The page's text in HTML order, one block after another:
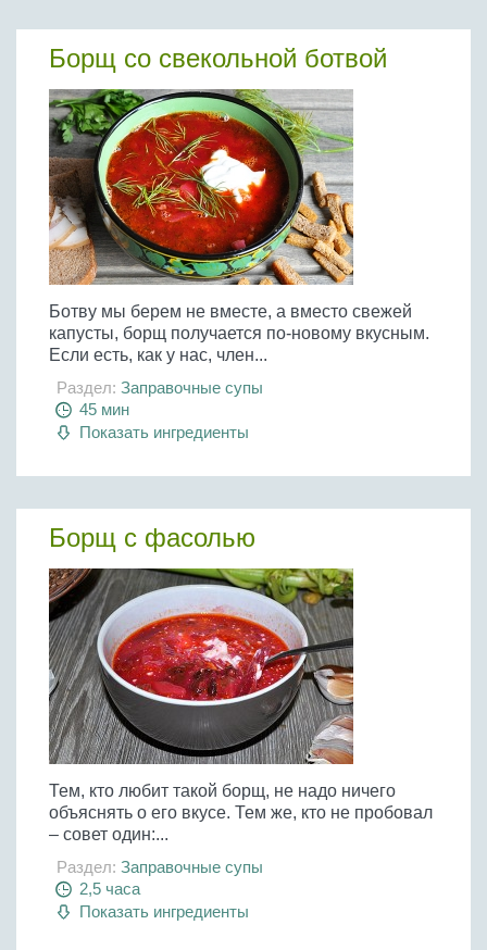
Крупы
Борщ со свекольной ботвой
Ботву мы берем не вместе, а вместо свежей
капусты, борщ получается по-новому вкусным.
Если есть, как у нас, член...
Раздел: Заправочные супы
45 мин
Показать ингредиенты
Борщ с фасолью
Тем, кто любит такой борщ, не надо ничего
объяснять о его вкусе. Тем же, кто не пробовал
– совет один:...
Раздел: Заправочные супы
2,5 часа
Показать ингредиенты